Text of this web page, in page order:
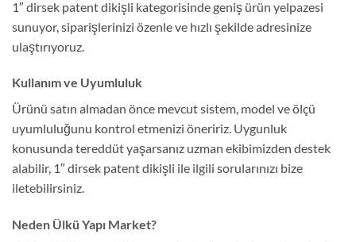
1″ dirsek patent dikişli kategorisinde geniş ürün yelpazesi
sunuyor, siparişlerinizi özenle ve hızlı şekilde adresinize
ulaştırıyoruz.
Kullanım ve Uyumluluk
Ürünü satın almadan önce mevcut sistem, model ve ölçü
uyumluluğunu kontrol etmenizi öneririz. Uygunluk
konusunda tereddüt yaşarsanız uzman ekibimizden destek
alabilir, 1″ dirsek patent dikişli ile ilgili sorularınızı bize
iletebilirsiniz.
Neden Ülkü Yapı Market?